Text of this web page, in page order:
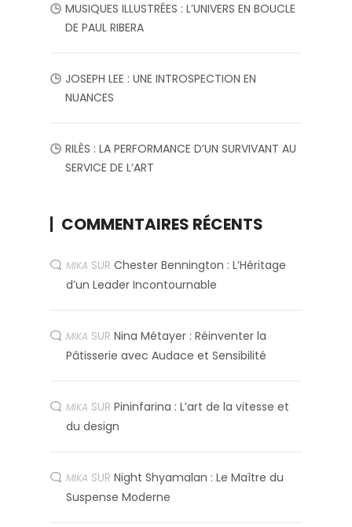
MUSIQUES ILLUSTRÉES : L’UNIVERS EN BOUCLE
DE PAUL RIBERA
JOSEPH LEE : UNE INTROSPECTION EN
NUANCES
RILÈS : LA PERFORMANCE D’UN SURVIVANT AU
SERVICE DE L’ART
COMMENTAIRES RÉCENTS
MIKA SUR Chester Bennington : L’Héritage
d’un Leader Incontournable
MIKA SUR Nina Métayer : Réinventer la
Pâtisserie avec Audace et Sensibilité
MIKA SUR Pininfarina : L’art de la vitesse et
du design
MIKA SUR Night Shyamalan : Le Maître du
Suspense Moderne